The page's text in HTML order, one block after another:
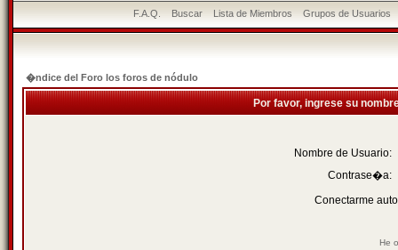
F.A.Q. Buscar Lista de Miembros Grupos de Usuarios
�ndice del Foro los foros de nódulo
Por favor, ingrese su
Nombre de Usuario:
Contrase�a:
Conectarme
He